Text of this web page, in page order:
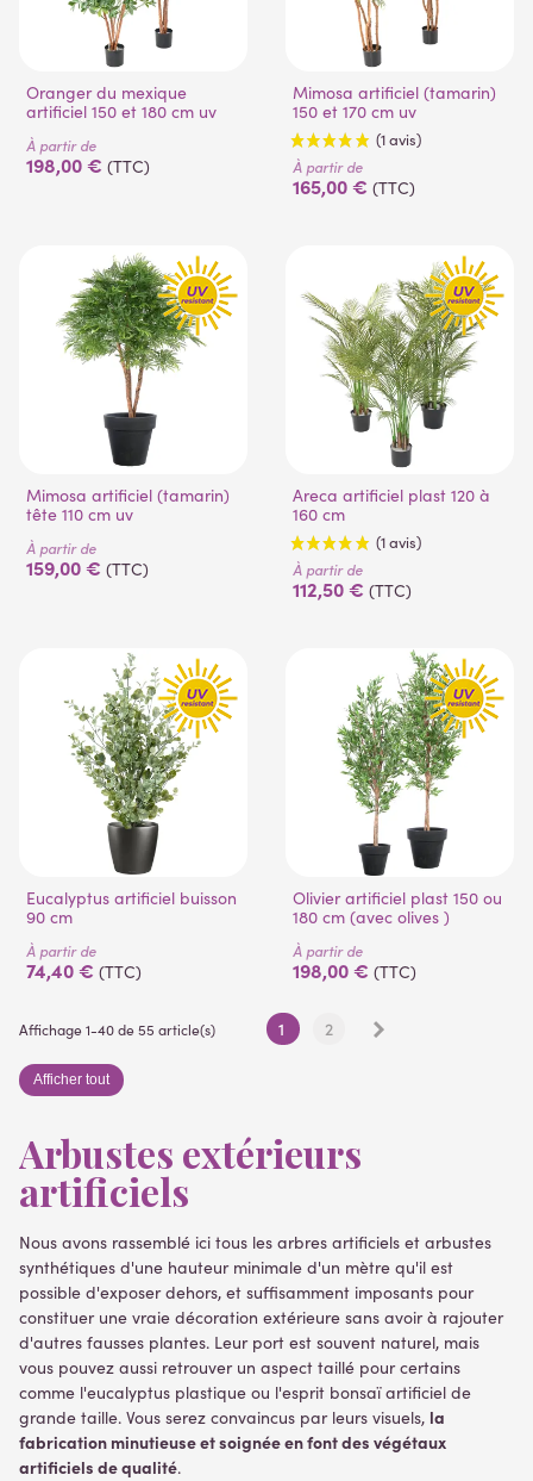
Oranger du mexique
artificiel 150 et 180 cm uv
À partir de
198,00 € (TTC)
Mimosa artificiel (tamarin)
150 et 170 cm uv
(1 avis)
À partir de
165,00 € (TTC)
Mimosa artificiel (tamarin)
tête 110 cm uv
À partir de
159,00 € (TTC)
Areca artificiel plast 120 à
160 cm
(1 avis)
À partir de
112,50 € (TTC)
Eucalyptus artificiel buisson
90 cm
À partir de
74,40 € (TTC)
Olivier artificiel plast 150 ou
180 cm (avec olives )
À partir de
198,00 € (TTC)
Affichage 1-40 de 55 article(s) 1 2
Afficher tout
Arbustes extérieurs
artificiels
Nous avons rassemblé ici tous les arbres artificiels et arbustes
synthétiques d'une hauteur minimale d'un mètre qu'il est
possible d'exposer dehors, et suffisamment imposants pour
constituer une vraie décoration extérieure sans avoir à rajouter
d'autres fausses plantes. Leur port est souvent naturel, mais
vous pouvez aussi retrouver un aspect taillé pour certains
comme l'eucalyptus plastique ou l'esprit bonsaï artificiel de
grande taille. Vous serez convaincus par leurs visuels, la
fabrication minutieuse et soignée en font des végétaux
artificiels de qualité.